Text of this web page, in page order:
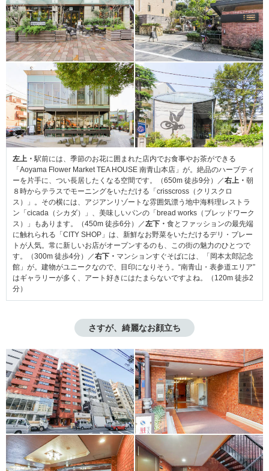
左上・駅前には、季節のお花に囲まれた店内でお食事やお茶ができる
「Aoyama Flower Market TEA HOUSE 南青山本店」が。絶品のハーブティ
ーを片手に、つい長居したくなる空間です。（650m 徒歩9分）／右上・ 朝
８時からテラスでモーニングをいただける「crisscross（クリスクロ
ス）」。その横には、アジアンリゾートな雰囲気漂う地中海料理レストラ
ン「cicada（シカダ）」、美味しいパンの「bread works（ブレッドワーク
ス）」もあります。（450m 徒歩6分）／左下・ 食とファッションの最先端
に触れられる「CITY SHOP」は、新鮮なお野菜をいただけるデリ・プレー
トが人気。常に新しいお店がオープンするのも、この街の魅力のひとつで
す。（300m 徒歩4分）／右下・ マンションすぐそばには、「岡本太郎記念
館」が。建物がユニークなので、目印になりそう。“南青山・表参道エリア”
はギャラリーが多く、アート好きにはたまらないですよね。（120m 徒歩2
分）
さすが、綺麗なお顔立ち